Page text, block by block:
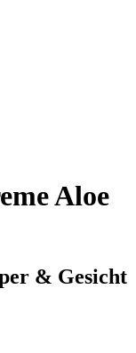
Aloe
& Gesicht